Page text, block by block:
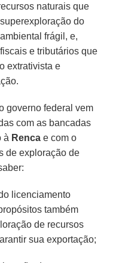
naturais que
do
frágil, e,
e tributários que
extrativista e
governo federal vem
com as bancadas
à Renca e com o
de exploração de
licenciamento
também
de recursos
sua exportação;